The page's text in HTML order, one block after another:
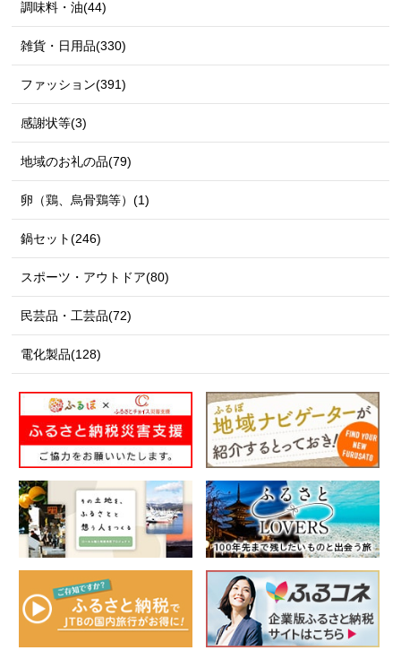
調味料・油(44)
雑貨・日用品(330)
ファッション(391)
感謝状等(3)
地域のお礼の品(79)
卵（鶏、烏骨鶏等）(1)
鍋セット(246)
スポーツ・アウトドア(80)
民芸品・工芸品(72)
電化製品(128)